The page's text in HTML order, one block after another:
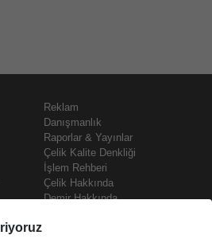
Reklam
Danışmanlık
Raporlar & Yayınlar
Çelik Kalite Denkliği
İşlem Rehberi
Çelik Hakkında
Demir Hakkında